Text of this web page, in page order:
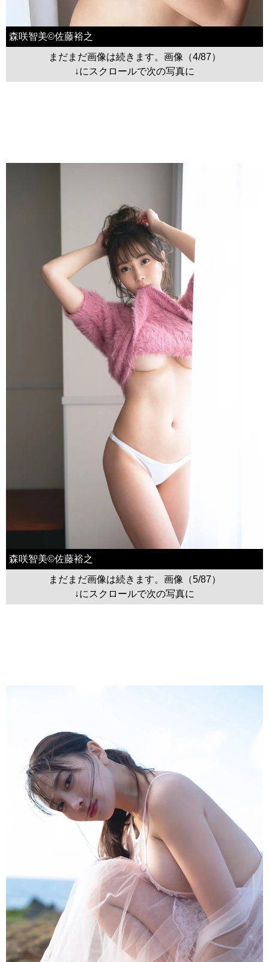
森咲智美©佐藤裕之
まだまだ画像は続きます。画像（4/87）
↓にスクロールで次の写真に
森咲智美©佐藤裕之
まだまだ画像は続きます。画像（5/87）
↓にスクロールで次の写真に